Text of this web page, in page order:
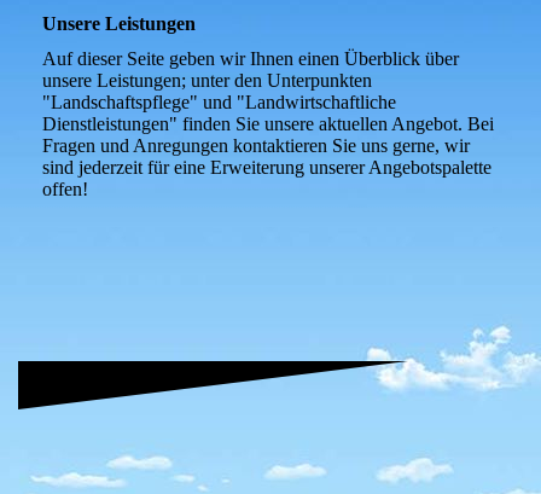
Unsere Leistungen
Auf dieser Seite geben wir Ihnen einen Überblick über
unsere Leistungen; unter den Unterpunkten
"Landschaftspflege" und "Landwirtschaftliche
Dienstleistungen" finden Sie unsere aktuellen Angebot. Bei
Fragen und Anregungen kontaktieren Sie uns gerne, wir
sind jederzeit für eine Erweiterung unserer Angebotspalette
offen!